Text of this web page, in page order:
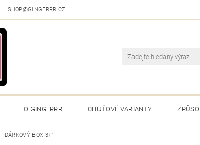
SHOP@GINGERRR.CZ
O GINGERRR CHUŤOVÉ VARIANTY
DÁRKOVÝ BOX 3+1